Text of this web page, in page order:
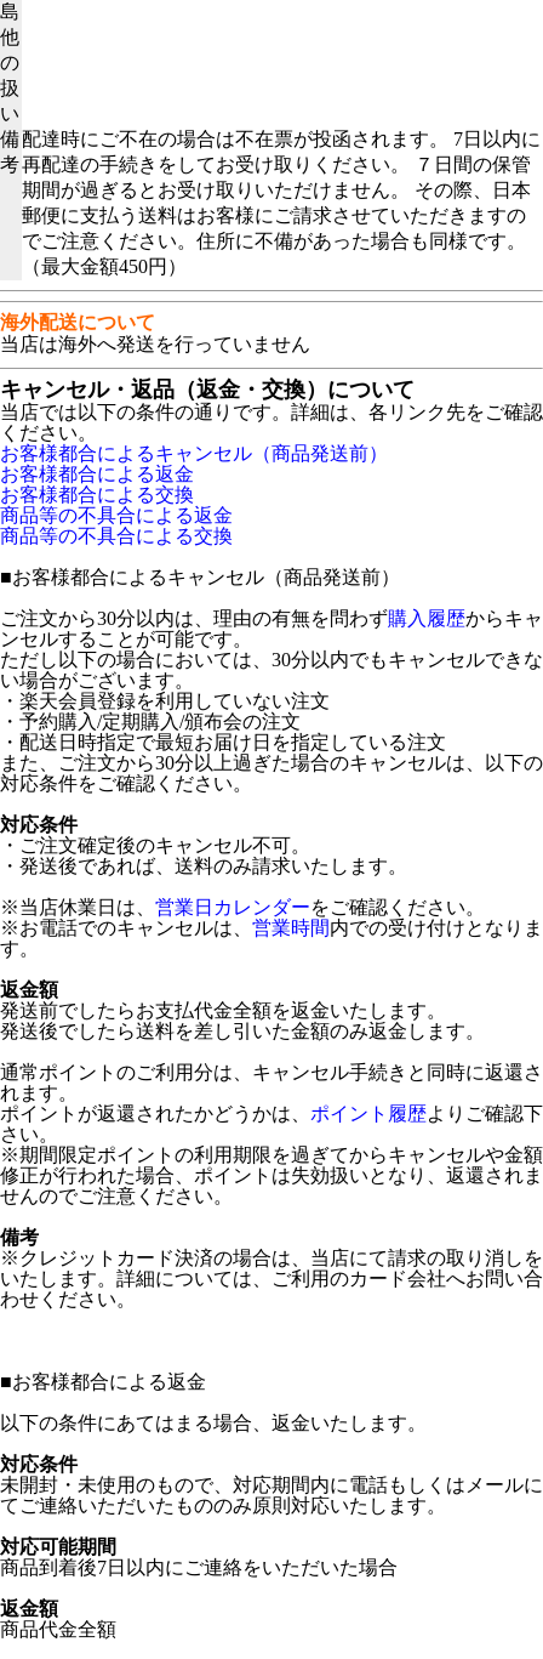
島
他
の
扱
い
備
考
配達時にご不在の場合は不在票が投函されます。 7日以内に
再配達の手続きをしてお受け取りください。 ７日間の保管
期間が過ぎるとお受け取りいただけません。 その際、日本
郵便に支払う送料はお客様にご請求させていただきますの
でご注意ください。住所に不備があった場合も同様です。
（最大金額450円）
海外配送について
当店は海外へ発送を行っていません
キャンセル・返品（返金・交換）について
当店では以下の条件の通りです。詳細は、各リンク先をご確認
ください。
お客様都合によるキャンセル（商品発送前）
お客様都合による返金
お客様都合による交換
商品等の不具合による返金
商品等の不具合による交換
■お客様都合によるキャンセル（商品発送前）
ご注文から30分以内は、理由の有無を問わず購入履歴からキャ
ンセルすることが可能です。
ただし以下の場合においては、30分以内でもキャンセルできな
い場合がございます。
・楽天会員登録を利用していない注文
・予約購入/定期購入/頒布会の注文
・配送日時指定で最短お届け日を指定している注文
また、ご注文から30分以上過ぎた場合のキャンセルは、以下の
対応条件をご確認ください。
対応条件
・ご注文確定後のキャンセル不可。
・発送後であれば、送料のみ請求いたします。
※当店休業日は、 営業日カレンダーをご確認ください。
※お電話でのキャンセルは、 営業時間内での受け付けとなりま
す。
返金額
発送前でしたらお支払代金全額を返金いたします。
発送後でしたら送料を差し引いた金額のみ返金します。
通常ポイントのご利用分は、キャンセル手続きと同時に返還さ
れます。
ポイントが返還されたかどうかは、 ポイント履歴よりご確認下
さい。
※期間限定ポイントの利用期限を過ぎてからキャンセルや金額
修正が行われた場合、ポイントは失効扱いとなり、返還されま
せんのでご注意ください。
備考
※クレジットカード決済の場合は、当店にて請求の取り消しを
いたします。詳細については、ご利用のカード会社へお問い合
わせください。
■お客様都合による返金
以下の条件にあてはまる場合、返金いたします。
対応条件
未開封・未使用のもので、対応期間内に電話もしくはメールに
てご連絡いただいたもののみ原則対応いたします。
対応可能期間
商品到着後7日以内にご連絡をいただいた場合
返金額
商品代金全額